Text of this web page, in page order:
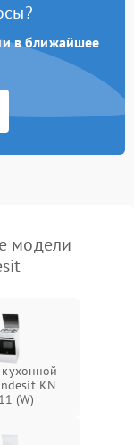
в ближайшее
модели
KN
(W)